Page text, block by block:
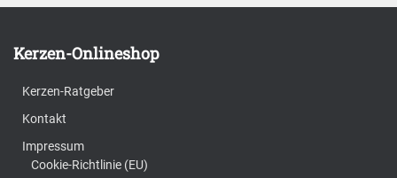
Kerzen-Onlineshop
Kerzen-Ratgeber
Kontakt
Impressum
Cookie-Richtlinie (EU)